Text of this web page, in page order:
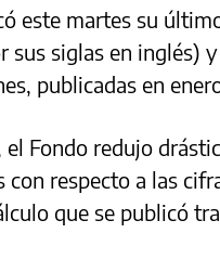
este martes su
sus siglas en inglés)
publicadas en
Fondo redujo
con respecto a las
que se publicó